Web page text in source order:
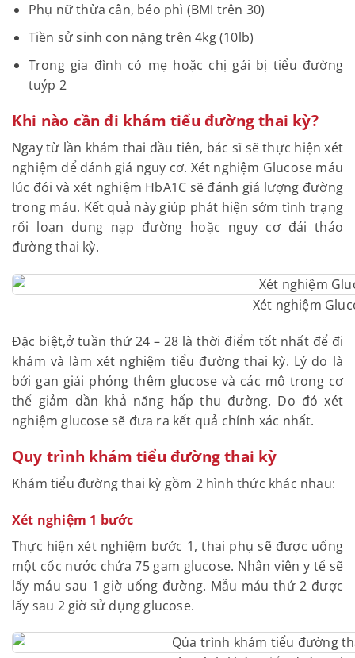
Phụ nữ thừa cân, béo phì (BMI trên 30)
Tiền sử sinh con nặng trên 4kg (10lb)
Trong gia đình có mẹ hoặc chị gái bị tiểu đường
tuýp 2
Khi nào cần đi khám tiểu đường thai kỳ?
Ngay từ lần khám thai đầu tiên, bác sĩ sẽ thực hiện xét
nghiệm để đánh giá nguy cơ. Xét nghiệm Glucose máu
lúc đói và xét nghiệm HbA1C sẽ đánh giá lượng đường
trong máu. Kết quả này giúp phát hiện sớm tình trạng
rối loạn dung nạp đường hoặc nguy cơ đái tháo
đường thai kỳ.
Xét nghiệm
Đặc biệt,ở tuần thứ 24 – 28 là thời điểm tốt nhất để đi
khám và làm xét nghiệm tiểu đường thai kỳ. Lý do là
bởi gan giải phóng thêm glucose và các mô trong cơ
thể giảm dần khả năng hấp thu đường. Do đó xét
nghiệm glucose sẽ đưa ra kết quả chính xác nhất.
Quy trình khám tiểu đường thai kỳ
Khám tiểu đường thai kỳ gồm 2 hình thức khác nhau:
Xét nghiệm 1 bước
Thực hiện xét nghiệm bước 1, thai phụ sẽ được uống
một cốc nước chứa 75 gam glucose. Nhân viên y tế sẽ
lấy máu sau 1 giờ uống đường. Mẫu máu thứ 2 được
lấy sau 2 giờ sử dụng glucose.